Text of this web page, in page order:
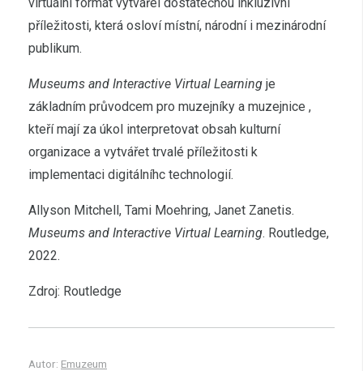
příležitosti, která osloví místní, národní i mezinárodní
publikum.
Museums and Interactive Virtual Learning je
základním průvodcem pro muzejníky a muzejnice ,
kteří mají za úkol interpretovat obsah kulturní
organizace a vytvářet trvalé příležitosti k
implementaci digitálníhc technologií.
Allyson Mitchell, Tami Moehring, Janet Zanetis.
Museums and Interactive Virtual Learning. Routledge,
2022.
Zdroj: Routledge
Autor: Emuzeum